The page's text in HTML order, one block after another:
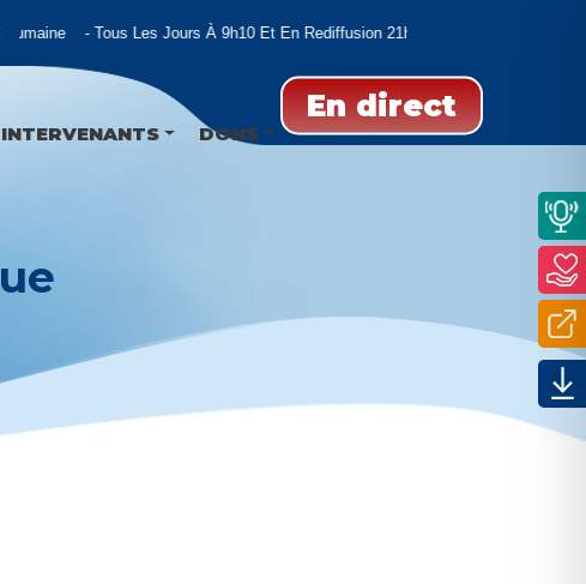
Tous Les Jours À 9h10 Et En Rediffusion 21h00 Et 02h00
En direct
INTERVENANTS DONS